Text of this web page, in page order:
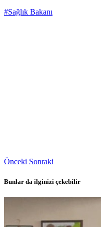
#Sağlık Bakanı
Önceki Sonraki
Bunlar da ilginizi çekebilir